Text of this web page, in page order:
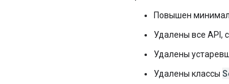
Повышен
Удалены все API,
Удалены
Удалены классы